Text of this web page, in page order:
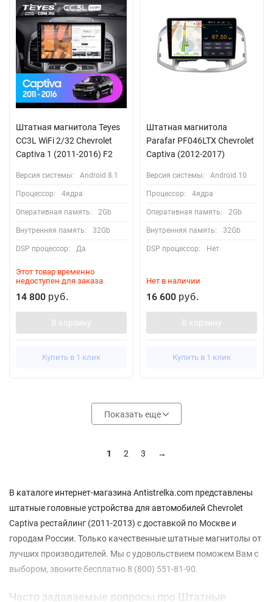
Штатная магнитола Teyes
CC3L WiFi 2/32 Chevrolet
Captiva 1 (2011-2016) F2
Версия системы: Android 8.1
Процессор: 4ядра
Оперативная память: 2Gb
Внутренняя память: 32Gb
DSP процессор: Да
Этот товар временно
недоступен для заказа
14 800 руб.
В корзину
Купить в 1 клик
Штатная магнитола
Parafar PF046LTX Chevrolet
Captiva (2012-2017)
Версия системы: Android 10
Процессор: 4ядра
Оперативная память: 2Gb
Внутренняя память: 32Gb
DSP процессор: Нет
Нет в наличии
16 600 руб.
В корзину
Купить в 1 клик
Показать еще
1 2 3 →
В каталоге интернет-магазина Antistrelka.com представлены
штатные головные устройства для автомобилей Chevrolet
Captiva рестайлинг (2011-2013) с доставкой по Москве и
городам России. Только качественные штатные магнитолы от
лучших производителей. Мы с удовольствием поможем Вам с
выбором, звоните бесплатно 8 (800) 551-81-90.
Часто задаваемые вопросы про Штатные